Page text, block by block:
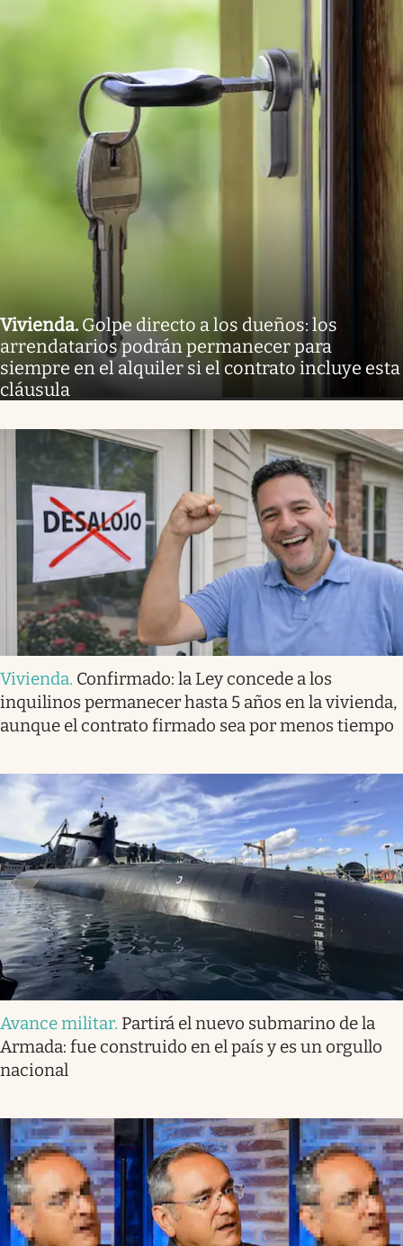
Vivienda. Golpe directo a los dueños: los
arrendatarios podrán permanecer para
siempre en el alquiler si el contrato incluye esta
cláusula
Vivienda. Confirmado: la Ley concede a los
inquilinos permanecer hasta 5 años en la vivienda,
aunque el contrato firmado sea por menos tiempo
Avance militar. Partirá el nuevo submarino de la
Armada: fue construido en el país y es un orgullo
nacional